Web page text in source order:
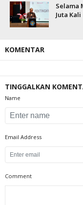
Selama
Juta Kali
KOMENTAR
TINGGALKAN
Name
Email Address
Comment